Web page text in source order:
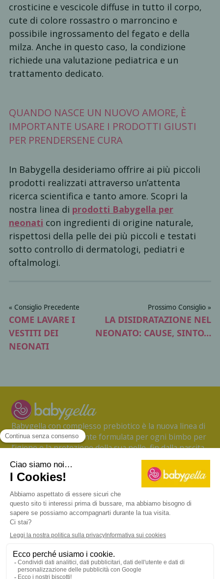
crosticine e vescicole diffuse in tutto il corpo,
cute di colore rossastro o marroncino e
possibile ingrossamento del fegato e della
milza. Anche in questo caso, la condizione
richiede una valutazione pediatrica e un
trattamento dedicato.
QUANDO NASCE UN NUOVO AMORE, È
IMPORTANTE USARE I PRODOTTI GIUSTI
PER PRENDERSENE CURA
In Babygella desideriamo offrire ai più piccoli
prodotti realizzati attraverso un’attenta
ricerca scientifica e tanto amore. Scopri la
nostra linea di prodotti Babygella per
neonati con ingredienti di origine naturale,
rispettosi della pelle dei più piccoli e testati
sotto controllo di dermatologi, pediatri e
oftalmologi.
« Consiglio Precedente
COME LAVARE I
VESTITI DEI
NEONATI
Prossimo Consiglio »
LA DISIDRATAZIONE NEL
NEONATO: CAUSE, SINTO…
Babygella con complesso prebiotico è la nuova linea di
prodotti specificamente formulata per ogni bimbo per
l’igiene e la protezione della sua pelle, fin dalla nascita.
CONTATTI
TERMINI D'USO
PRIVACY POLICY
INFORMATIVA SUI COOKIES
Copyright © 2026